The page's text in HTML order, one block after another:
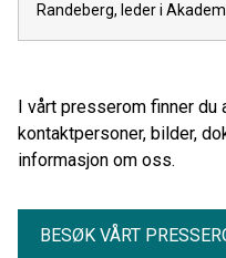
Randeberg, leder i
I vårt presserom finner
kontaktpersoner, bilder,
informasjon om oss.
BESØK VÅRT